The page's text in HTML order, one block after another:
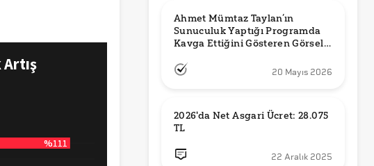
Ahmet Mümtaz Taylan’ın
Sunuculuk Yaptığı Programda
Kavga Ettiğini Gösteren Görsel
20 Mayıs 2026
2026'da Net Asgari Ücret: 28.075
TL
22 Aralık 2025